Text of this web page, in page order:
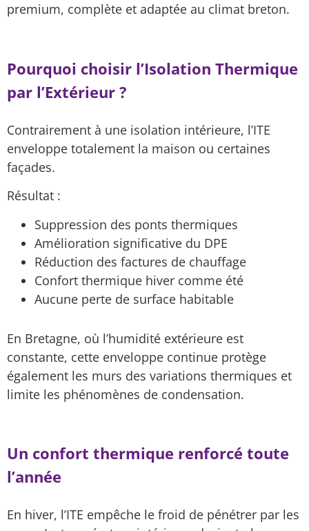
premium, complète et adaptée au climat breton.
Pourquoi choisir l’Isolation Thermique
par l’Extérieur ?
Contrairement à une isolation intérieure, l’ITE
enveloppe totalement la maison ou certaines
façades.
Résultat :
Suppression des ponts thermiques
Amélioration significative du DPE
Réduction des factures de chauffage
Confort thermique hiver comme été
Aucune perte de surface habitable
En Bretagne, où l’humidité extérieure est
constante, cette enveloppe continue protège
également les murs des variations thermiques et
limite les phénomènes de condensation.
Un confort thermique renforcé toute
l’année
En hiver, l’ITE empêche le froid de pénétrer par les